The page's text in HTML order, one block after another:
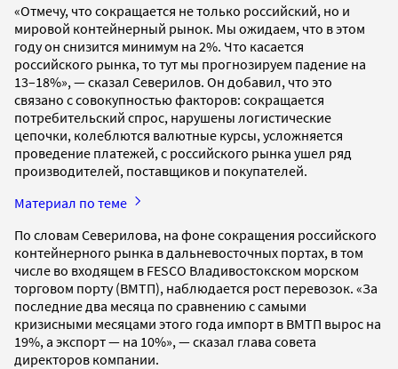
«Отмечу, что сокращается не только российский, но и
мировой контейнерный рынок. Мы ожидаем, что в этом
году он снизится минимум на 2%. Что касается
российского рынка, то тут мы прогнозируем падение на
13–18%», — сказал Северилов. Он добавил, что это
связано с совокупностью факторов: сокращается
потребительский спрос, нарушены логистические
цепочки, колеблются валютные курсы, усложняется
проведение платежей, с российского рынка ушел ряд
производителей, поставщиков и покупателей.
Материал по теме
По словам Северилова, на фоне сокращения российского
контейнерного рынка в дальневосточных портах, в том
числе во входящем в FESCO Владивостокском морском
торговом порту (ВМТП), наблюдается рост перевозок. «За
последние два месяца по сравнению с самыми
кризисными месяцами этого года импорт в ВМТП вырос на
19%, а экспорт — на 10%», — сказал глава совета
директоров компании.